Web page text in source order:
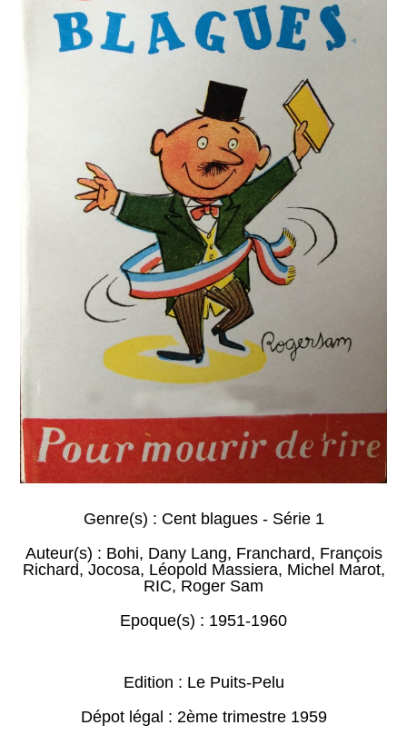
Genre(s) : Cent blagues - Série 1
Auteur(s) : Bohi, Dany Lang, Franchard, François
Richard, Jocosa, Léopold Massiera, Michel Marot,
RIC, Roger Sam
Epoque(s) : 1951-1960
Edition : Le Puits-Pelu
Dépot légal : 2ème trimestre 1959